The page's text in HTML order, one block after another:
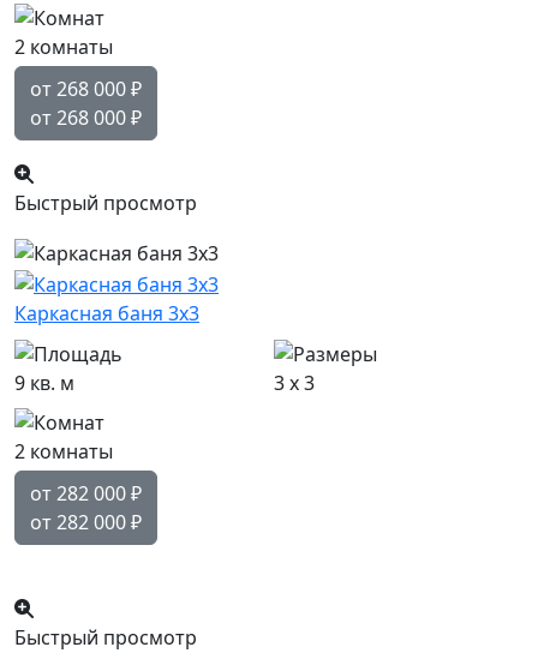
2 комнаты
от 268 000₽
от 268 000₽
Быстрый просмотр
Каркасная баня 3х3
9 кв. м 3 x 3
2 комнаты
от 282 000₽
от 282 000₽
Быстрый просмотр